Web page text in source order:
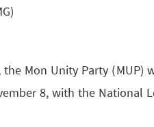
Mon Unity Party (MUP)
8, with the National